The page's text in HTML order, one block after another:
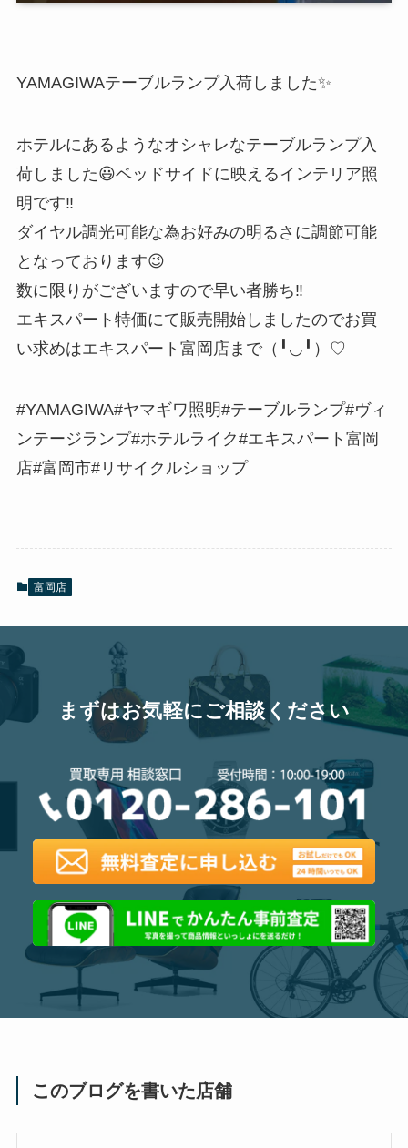
YAMAGIWAテーブルランプ入荷しました✨
ホテルにあるようなオシャレなテーブルランプ入
荷しました😃ベッドサイドに映えるインテリア照
明です‼️
ダイヤル調光可能な為お好みの明るさに調節可能
となっております😉
数に限りがございますので早い者勝ち‼️
エキスパート特価にて販売開始しましたのでお買
い求めはエキスパート富岡店まで（╹◡╹）♡
#YAMAGIWA#ヤマギワ照明#テーブルランプ#ヴィ
ンテージランプ#ホテルライク#エキスパート富岡
店#富岡市#リサイクルショップ
富岡店
まずはお気軽にご相談ください
このブログを書いた店舗